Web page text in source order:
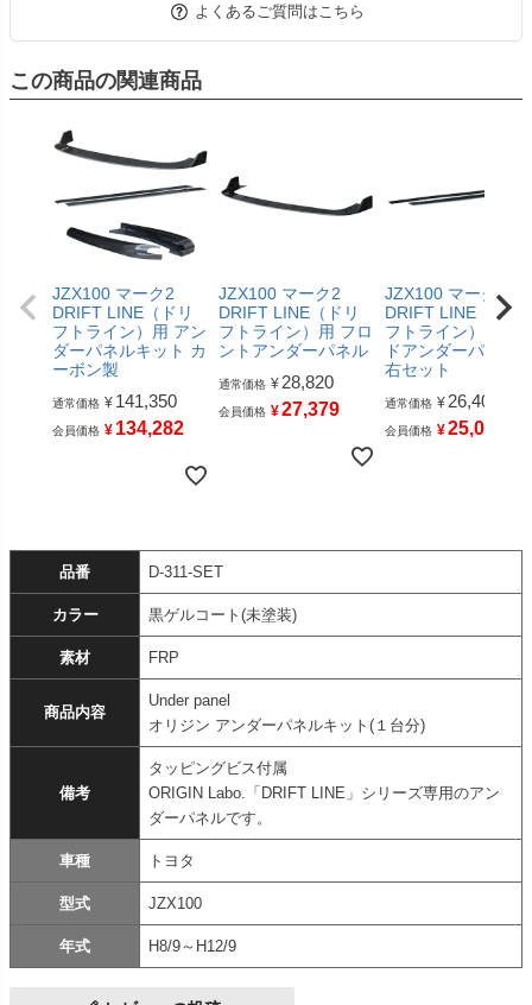
よくあるご質問はこちら
この商品の関連商品
JZX100 マーク2
DRIFT LINE（ドリ
フトライン）用 アン
ダーパネルキット カ
ーボン製
通常価格 ¥ 141,350
会員価格 ¥ 134,282
JZX100 マーク2
DRIFT LINE（ドリ
フトライン）用 フロ
ントアンダーパネル
通常価格 ¥ 28,820
会員価格 ¥27,379
JZX100 マーク2
DRIFT LINE（ドリ
フトライン）用 サ
ドアンダーパネル
右セット
通常価格 ¥ 26,400
会員価格 ¥25,080
品番 D-311-SET
カラー 黒ゲルコート(未塗装)
素材 FRP
商品内容
Under panel
オリジン アンダーパネルキット(１台分)
備考
タッピングビス付属
ORIGIN Labo.「DRIFT LINE」シリーズ専用のアン
ダーパネルです。
車種 トヨタ
型式 JZX100
年式 H8/9～H12/9